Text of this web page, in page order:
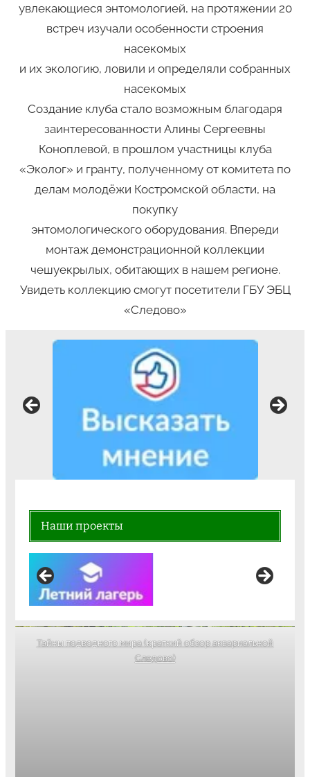
увлекающиеся энтомологией, на протяжении 20
встреч изучали особенности строения
насекомых
и их экологию, ловили и определяли собранных
насекомых
Создание клуба стало возможным благодаря
заинтересованности Алины Сергеевны
Коноплевой, в прошлом участницы клуба
«Эколог» и гранту, полученному от комитета по
делам молодёжи Костромской области, на
покупку
энтомологического оборудования. Впереди
монтаж демонстрационной коллекции
чешуекрылых, обитающих в нашем регионе.
Увидеть коллекцию смогут посетители ГБУ ЭБЦ
«Следово»
Наши проекты
Тайны подводного мира (краткий обзор аквариальной
Следово)